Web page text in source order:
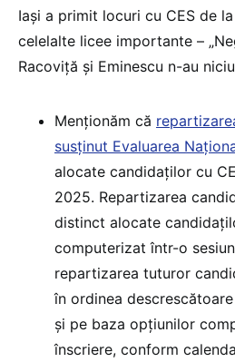
Iași a primit locuri cu CES de
celelalte licee importante –
Racoviță și Eminescu n-au
Menționăm că
susținut Evaluarea
alocate candidaților cu
2025. Repartizarea
distinct alocate
computerizat într-o
repartizarea tuturor
în ordinea
și pe baza opțiunilor
înscriere, conform